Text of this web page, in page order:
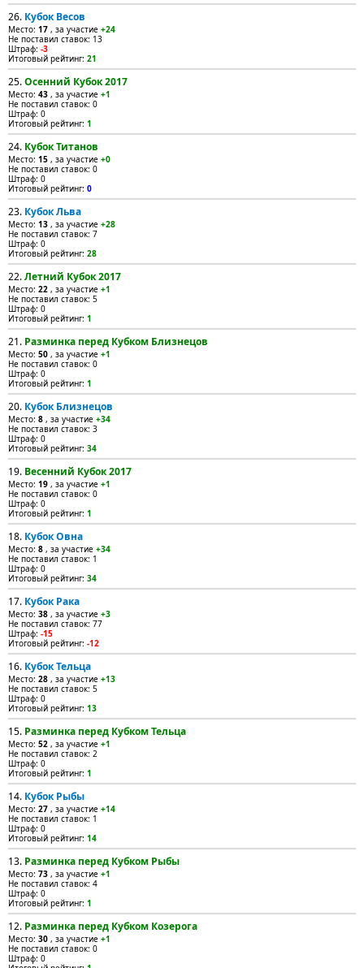
26. Кубок Весов
Место: 17 , за участие +24
Не поставил ставок: 13
Штраф: -3
Итоговый рейтинг: 21
25.Осенний Кубок 2017
Место: 43 , за участие +1
Не поставил ставок: 0
Штраф: 0
Итоговый рейтинг: 1
24. Кубок Титанов
Место: 15 , за участие +0
Не поставил ставок: 0
Штраф: 0
Итоговый рейтинг: 0
23. Кубок Льва
Место: 13 , за участие +28
Не поставил ставок: 7
Штраф: 0
Итоговый рейтинг: 28
22.Летний Кубок 2017
Место: 22 , за участие +1
Не поставил ставок: 5
Штраф: 0
Итоговый рейтинг: 1
21. Разминка перед Кубком Близнецов
Место: 50 , за участие +1
Не поставил ставок: 0
Штраф: 0
Итоговый рейтинг: 1
20. Кубок Близнецов
Место: 8 , за участие +34
Не поставил ставок: 3
Штраф: 0
Итоговый рейтинг: 34
19. Весенний Кубок 2017
Место: 19 , за участие +1
Не поставил ставок: 0
Штраф: 0
Итоговый рейтинг: 1
18. Кубок Овна
Место: 8 , за участие +34
Не поставил ставок: 1
Штраф: 0
Итоговый рейтинг: 34
17. Кубок Рака
Место: 38 , за участие +3
Не поставил ставок: 77
Штраф: -15
Итоговый рейтинг: -12
16. Кубок Тельца
Место: 28 , за участие +13
Не поставил ставок: 5
Штраф: 0
Итоговый рейтинг: 13
15. Разминка перед Кубком Тельца
Место: 52 , за участие +1
Не поставил ставок: 2
Штраф: 0
Итоговый рейтинг: 1
14. Кубок Рыбы
Место: 27 , за участие +14
Не поставил ставок: 1
Штраф: 0
Итоговый рейтинг: 14
13. Разминка перед Кубком Рыбы
Место: 73 , за участие +1
Не поставил ставок: 4
Штраф: 0
Итоговый рейтинг: 1
12. Разминка перед Кубком Козерога
Место: 30 , за участие +1
Не поставил ставок: 0
Штраф: 0